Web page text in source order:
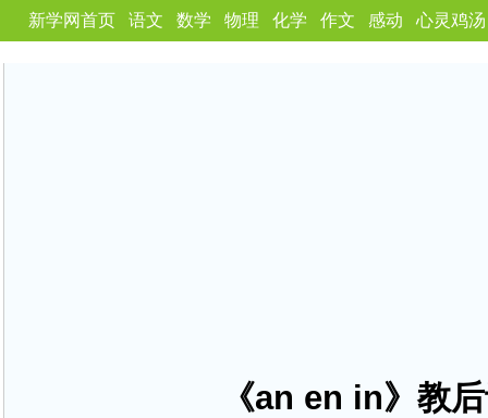
新学网首页 语文 数学 物理 化学 作文 感动 心灵鸡汤
《an en in》教